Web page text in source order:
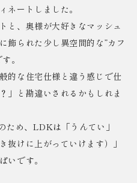
ネートしました。
と、奥様が大好きなマッシュ
飾られた少し異空間的な”カフ
。
的な住宅仕様と違う感じで仕
」と勘違いされるかもしれま
ため、LDKは「うんてい」
抜けに上がっていけます）」
いです。